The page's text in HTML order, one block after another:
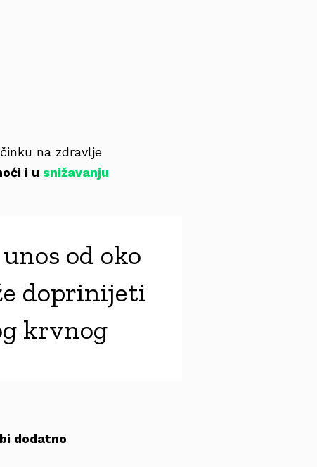
na zdravlje
i u snižavanju
od oko
doprinijeti
krvnog
dodatno